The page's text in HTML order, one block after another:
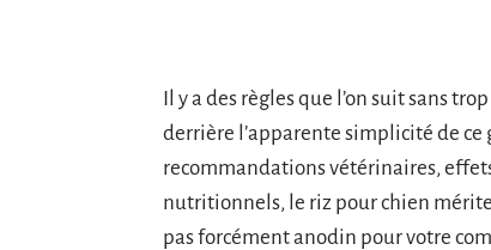
Il y a des règles que l’on suit sans
derrière l’apparente simplicité de ce
recommandations vétérinaires,
nutritionnels, le riz pour chien mérite
pas forcément anodin pour votre